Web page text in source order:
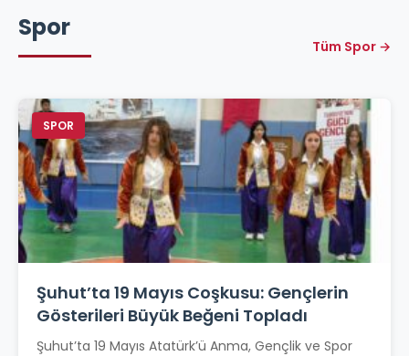
Spor
Tüm Spor →
SPOR
Şuhut’ta 19 Mayıs Coşkusu: Gençlerin
Gösterileri Büyük Beğeni Topladı
Şuhut’ta 19 Mayıs Atatürk’ü Anma, Gençlik ve Spor